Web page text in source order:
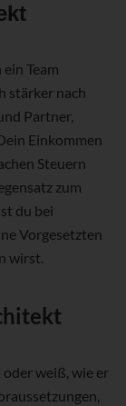
Team
stärker nach
Partner,
Einkommen
Steuern
zum
du bei
Vorgesetzten
wirst.
weiß, wie er